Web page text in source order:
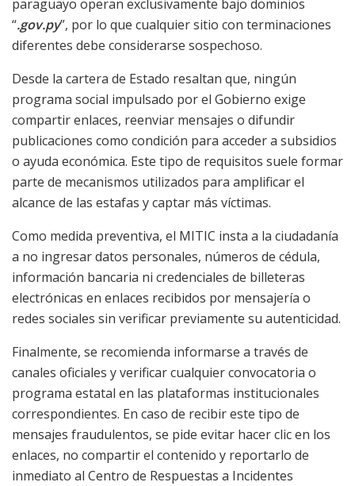
paraguayo operan exclusivamente bajo dominios
“.gov.py”, por lo que cualquier sitio con terminaciones
diferentes debe considerarse sospechoso.
Desde la cartera de Estado resaltan que, ningún
programa social impulsado por el Gobierno exige
compartir enlaces, reenviar mensajes o difundir
publicaciones como condición para acceder a subsidios
o ayuda económica. Este tipo de requisitos suele formar
parte de mecanismos utilizados para amplificar el
alcance de las estafas y captar más víctimas.
Como medida preventiva, el MITIC insta a la ciudadanía
a no ingresar datos personales, números de cédula,
información bancaria ni credenciales de billeteras
electrónicas en enlaces recibidos por mensajería o
redes sociales sin verificar previamente su autenticidad.
Finalmente, se recomienda informarse a través de
canales oficiales y verificar cualquier convocatoria o
programa estatal en las plataformas institucionales
correspondientes. En caso de recibir este tipo de
mensajes fraudulentos, se pide evitar hacer clic en los
enlaces, no compartir el contenido y reportarlo de
inmediato al Centro de Respuestas a Incidentes